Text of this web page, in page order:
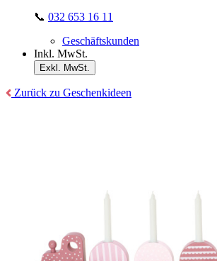
📞 032 653 16 11
Geschäftskunden
Inkl. MwSt.
Exkl. MwSt.
Zurück zu Geschenkideen